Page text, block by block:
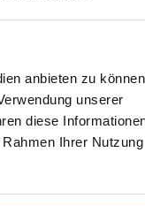
anbieten zu können
unserer
diese
Ihrer Nutzung